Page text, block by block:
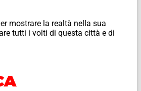
mostrare la realtà nella sua
tutti i volti di questa città e di